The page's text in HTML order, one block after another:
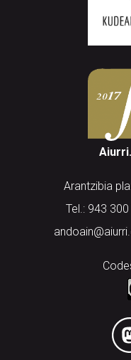
Arantzibia
Tel.: 943